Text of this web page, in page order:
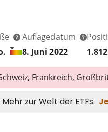
Auflagedatum
8. Juni 2022
1.812
Frankreich,